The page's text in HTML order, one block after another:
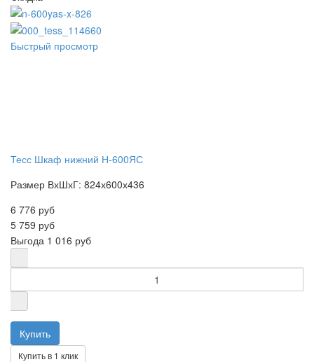
Быстрый просмотр
Тесс Шкаф нижний Н-600ЯС
Размер ВхШхГ: 824х600х436
6 776 руб
5 759 руб
Выгода 1 016 руб
Купить в 1 клик